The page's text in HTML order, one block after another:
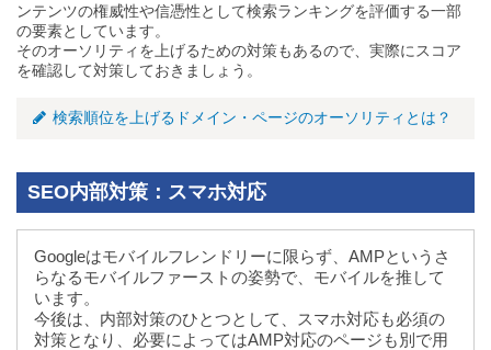
ンテンツの権威性や信憑性として検索ランキングを評価する一部
の要素としています。
そのオーソリティを上げるための対策もあるので、実際にスコア
を確認して対策しておきましょう。
検索順位を上げるドメイン・ページのオーソリティとは？
SEO内部対策：スマホ対応
Googleはモバイルフレンドリーに限らず、AMPというさ
らなるモバイルファーストの姿勢で、モバイルを推して
います。
今後は、内部対策のひとつとして、スマホ対応も必須の
対策となり、必要によってはAMP対応のページも別で用